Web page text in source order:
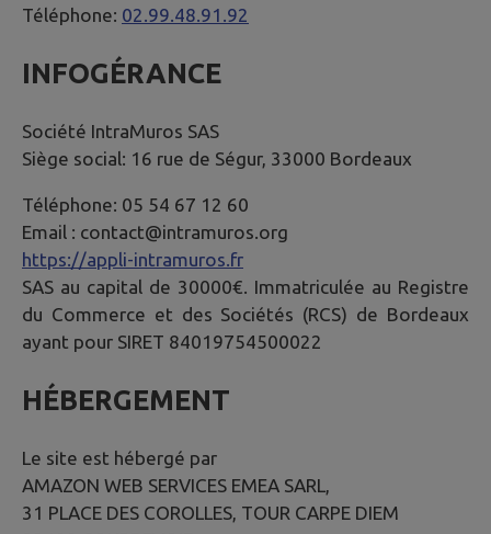
Téléphone: 02.99.48.91.92
INFOGÉRANCE
Société IntraMuros SAS
Siège social: 16 rue de Ségur, 33000 Bordeaux
Téléphone: 05 54 67 12 60
Email : contact@intramuros.org
https://appli-intramuros.fr
SAS au capital de 30000€. Immatriculée au Registre
du Commerce et des Sociétés (RCS) de Bordeaux
ayant pour SIRET 84019754500022
HÉBERGEMENT
Le site est hébergé par
AMAZON WEB SERVICES EMEA SARL,
31 PLACE DES COROLLES, TOUR CARPE DIEM